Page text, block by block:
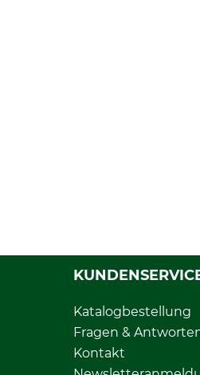
Katalogbestellung
Fragen &
Kontakt